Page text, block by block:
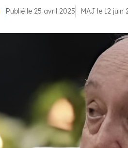
Publié le 25 avril 2025 MAJ le 12 juin